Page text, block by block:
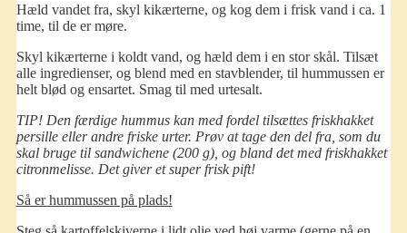
Hæld vandet fra, skyl kikærterne, og kog dem i frisk vand i ca. 1
time, til de er møre.
Skyl kikærterne i koldt vand, og hæld dem i en stor skål. Tilsæt
alle ingredienser, og blend med en stavblender, til hummussen er
helt blød og ensartet. Smag til med urtesalt.
TIP! Den færdige hummus kan med fordel tilsættes friskhakket
persille eller andre friske urter. Prøv at tage den del fra, som du
skal bruge til sandwichene (200 g), og bland det med friskhakket
citronmelisse. Det giver et super frisk pift!
Så er hummussen på plads!